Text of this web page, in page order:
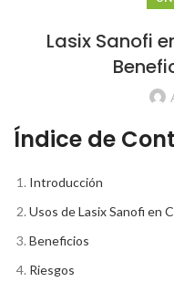
Lasix Sanofi
Índice de
Introducción
Usos de Lasix Sanofi en
Beneficios
Riesgos